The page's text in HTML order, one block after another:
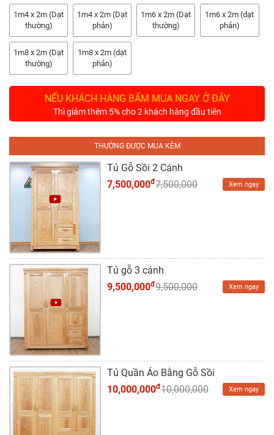
Sofa
Gỗ
Tủ
Rượu
Thờ
Nội
Thất
Phòng
Khác
Thiệu
Án
Kiến
Thức
Liên
Hệ
1m4 x 2m (Dạt
thường)
1m4 x 2m (Dạt
phản)
1m6 x 2m (Dạt
thường)
1m6 x 2m (dạt
phản)
1m8 x 2m (Dạt
thường)
1m8 x 2m (dạt
phản)
NẾU KHÁCH HÀNG BẤM MUA NGAY Ở ĐÂY
Thì giảm thêm 5% cho 2 khách hàng đầu tiên
THƯỜNG ĐƯỢC MUA KÈM
Tủ Gỗ Sồi 2 Cánh
7,500,000đ7,500,000 Xem ngay
Tủ gỗ 3 cánh
9,500,000đ9,500,000 Xem ngay
Tủ Quần Áo Bằng Gỗ Sồi
10,000,000đ10,000,000 Xem ngay